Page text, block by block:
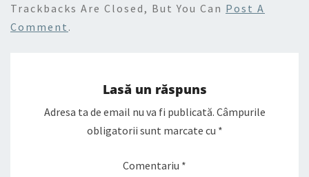
Trackbacks Are Closed, But You Can Post A
Comment .
Lasă un răspuns
Adresa ta de email nu va fi publicată. Câmpurile
obligatorii sunt marcate cu *
Comentariu *